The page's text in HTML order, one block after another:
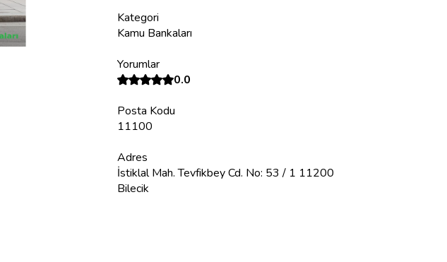
Kategori
Kamu Bankaları
Yorumlar
0.0
Posta Kodu
11100
Adres
İstiklal Mah. Tevfikbey Cd. No: 53 / 1 11200
Bilecik